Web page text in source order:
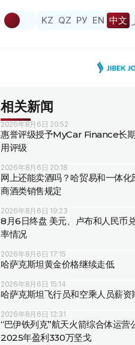
KZ QZ РУ EN 中文
相关新闻
2026年8月6日 20:52
惠誉评级授予MyCar Finance长
用评级
2026年8月6日 20:18
网上还能卖酒吗？哈贸易和一体化
商酒类销售规定
2026年8月6日 19:23
8月6日终盘 美元、卢布和人民币
率情况
2026年8月6日 17:15
哈萨克斯坦黄金价格继续走低
2026年8月6日 15:14
哈萨克斯坦飞行员和空乘人员薪资
2026年8月6日 12:31
“巴伊铁列克”航天火箭综合体运营
2025年盈利330万坚戈